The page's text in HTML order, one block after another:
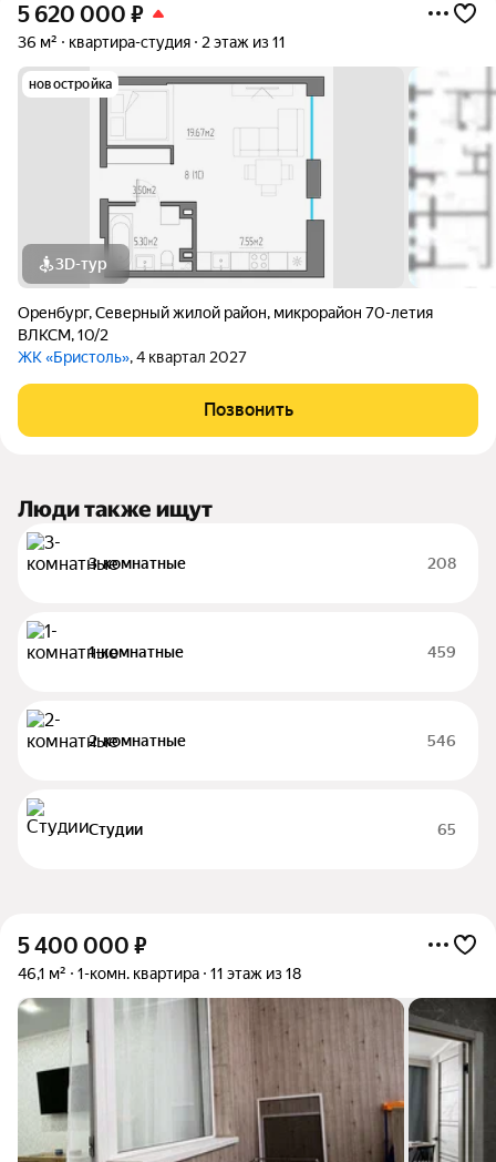
5 620 000 ₽
36 м² квартира-студия 2 этаж из 11
новостройка
3D-тур
Оренбург,Северный жилой район, микрорайон 70-летия
ВЛКСМ,10/2
ЖК «Бристоль», 4 квартал 2027
Позвонить
Люди также ищут
3-комнатные 208
1-комнатные 459
2-комнатные 546
Студии 65
5 400 000 ₽
46,1 м² 1-комн. квартира 11 этаж из 18